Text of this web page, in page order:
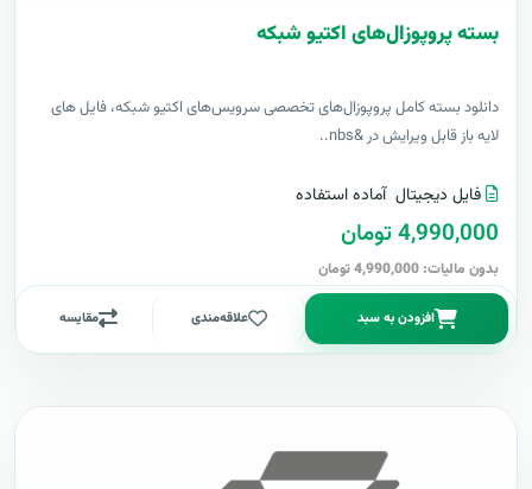
بسته پروپوزال‌های اکتیو شبکه
دانلود بسته کامل پروپوزال‌های تخصصی سرویس‌های اکتیو شبکه، فایل های
لایه باز قابل ویرایش در &nbs..
فایل دیجیتال آماده استفاده
4,990,000 تومان
بدون مالیات: 4,990,000 تومان
افزودن به سبد علاقه‌مندی مقایسه